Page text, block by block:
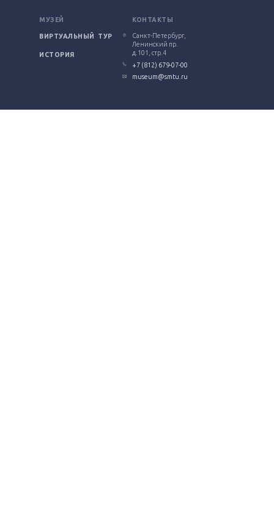
МУЗЕЙ
ВИРТУАЛЬНЫЙ ТУР
ИСТОРИЯ
КОНТАКТЫ
Санкт-Петербург,
Ленинский пр.
д.101, стр.4
+7 (812) 679-07-00
museum@smtu.ru